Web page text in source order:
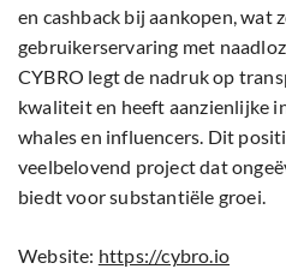
en cashback bij aankopen, wat
gebruikerservaring met
CYBRO legt de nadruk op
kwaliteit en heeft aanzienlijke
whales en influencers. Dit
veelbelovend project dat
biedt voor substantiële groei.
Website: https://cybro.io